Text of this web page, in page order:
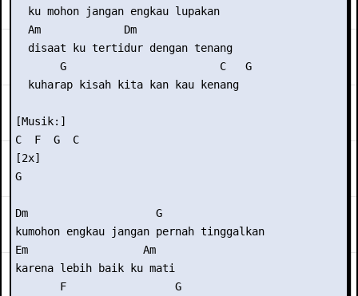
  ku mohon jangan engkau lupakan
  Am             Dm
  disaat ku tertidur dengan tenang
       G                        C   G
  kuharap kisah kita kan kau kenang
[Musik:]
C  F  G  C
[2x]
G
Dm                    G
kumohon engkau jangan pernah tinggalkan
Em                  Am
karena lebih baik ku mati
       F                 G